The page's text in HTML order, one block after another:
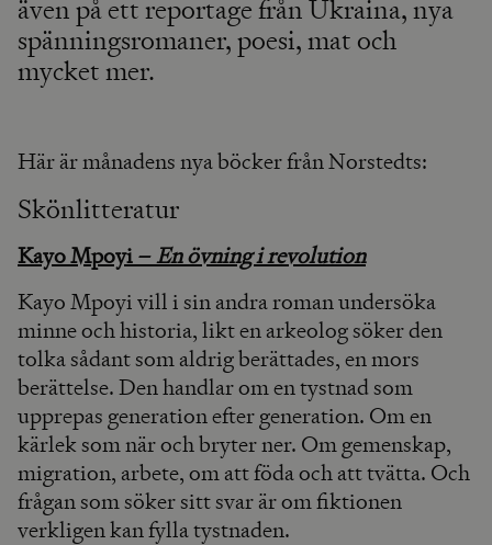
även på ett reportage från Ukraina, nya
spänningsromaner, poesi, mat och
mycket mer.
Här är månadens nya böcker från Norstedts:
Skönlitteratur
Kayo Mpoyi –En övning i revolution
Kayo Mpoyi vill i sin andra roman undersöka
minne och historia, likt en arkeolog söker den
tolka sådant som aldrig berättades, en mors
berättelse. Den handlar om en tystnad som
upprepas generation efter generation. Om en
kärlek som när och bryter ner. Om gemenskap,
migration, arbete, om att föda och att tvätta. Och
frågan som söker sitt svar är om fiktionen
verkligen kan fylla tystnaden.